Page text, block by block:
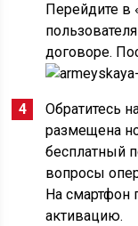
Перейдите в
договоре.
Обратитесь
размещена
бесплатный
вопросы
На смартфон
активацию.